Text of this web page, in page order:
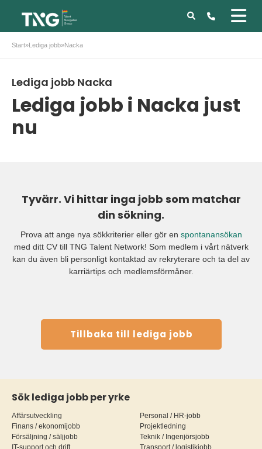
Start»Lediga jobb»Nacka
Lediga jobb Nacka
Lediga jobb i Nacka just
nu
Tyvärr. Vi hittar inga jobb som matchar
din sökning.
Prova att ange nya sökkriterier eller gör en spontanansökan
med ditt CV till TNG Talent Network! Som medlem i vårt nätverk
kan du även bli personligt kontaktad av rekryterare och ta del av
karriärtips och medlemsförmåner.
Tillbaka till lediga jobb
Sök lediga jobb per yrke
Affärsutveckling
Finans / ekonomijobb
Försäljning / säljjobb
IT-support och drift
Personal / HR-jobb
Projektledning
Teknik / Ingenjörsjobb
Transport / logistikjobb